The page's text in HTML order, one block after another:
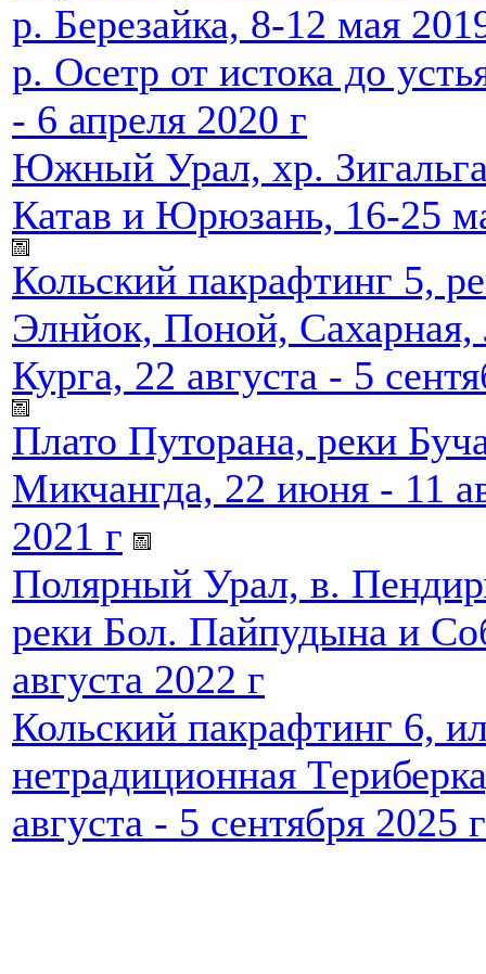
р. Березайка, 8-12 мая
р. Осетр от истока до
- 6 апреля 2020 г
Южный Урал, хр.
Катав и Юрюзань, 16-25
Кольский пакрафтинг 5,
Элнйок, Поной, Сахарная,
Курга, 22 августа - 5
Плато Путорана, реки
Микчангда, 22 июня - 11
2021 г
Полярный Урал, в.
реки Бол. Пайпудына и
августа 2022 г
Кольский пакрафтинг 6,
нетрадиционная
августа - 5 сентября 2025 г